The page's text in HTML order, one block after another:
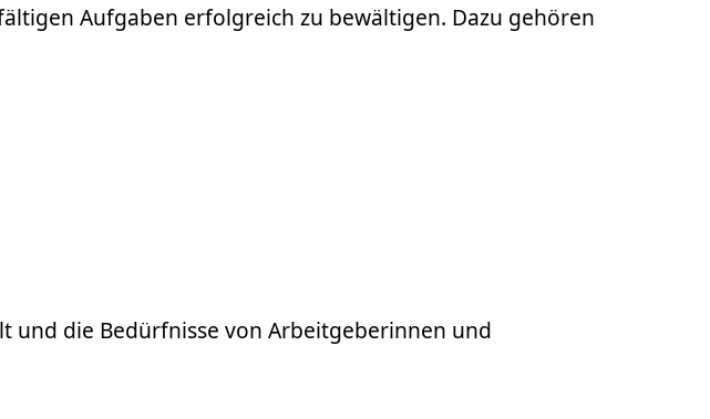
Aufgaben erfolgreich zu bewältigen. Dazu gehören
und die Bedürfnisse von Arbeitgeberinnen und